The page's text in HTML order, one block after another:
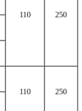
110 250
110
250